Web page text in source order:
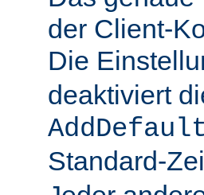
der Client-
Die
deaktiviert
Standard-